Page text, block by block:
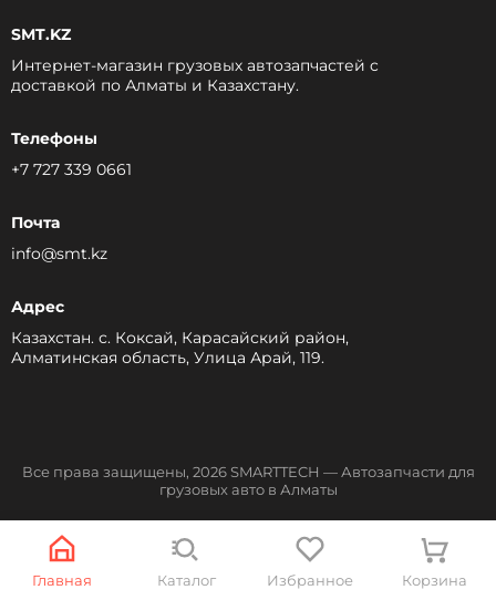
Главная Каталог Избранное Корзина
SMT.KZ
Интернет-магазин грузовых автозапчастей c
доставкой по Алматы и Казахстану.
Телефоны
+7 727 339 0661
Почта
info@smt.kz
Адрес
Казахстан. с. Коксай, Карасайский район,
Алматинская область, Улица Арай, 119.
Все права защищены, 2026 SMARTTECH — Автозапчасти для
грузовых авто в Алматы
Разработка сайта